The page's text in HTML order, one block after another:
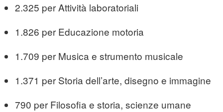
2.325 per Attività laboratoriali
1.826 per Educazione motoria
1.709 per Musica e strumento musicale
1.371 per Storia dell’arte, disegno e immagine
790 per Filosofia e storia, scienze umane